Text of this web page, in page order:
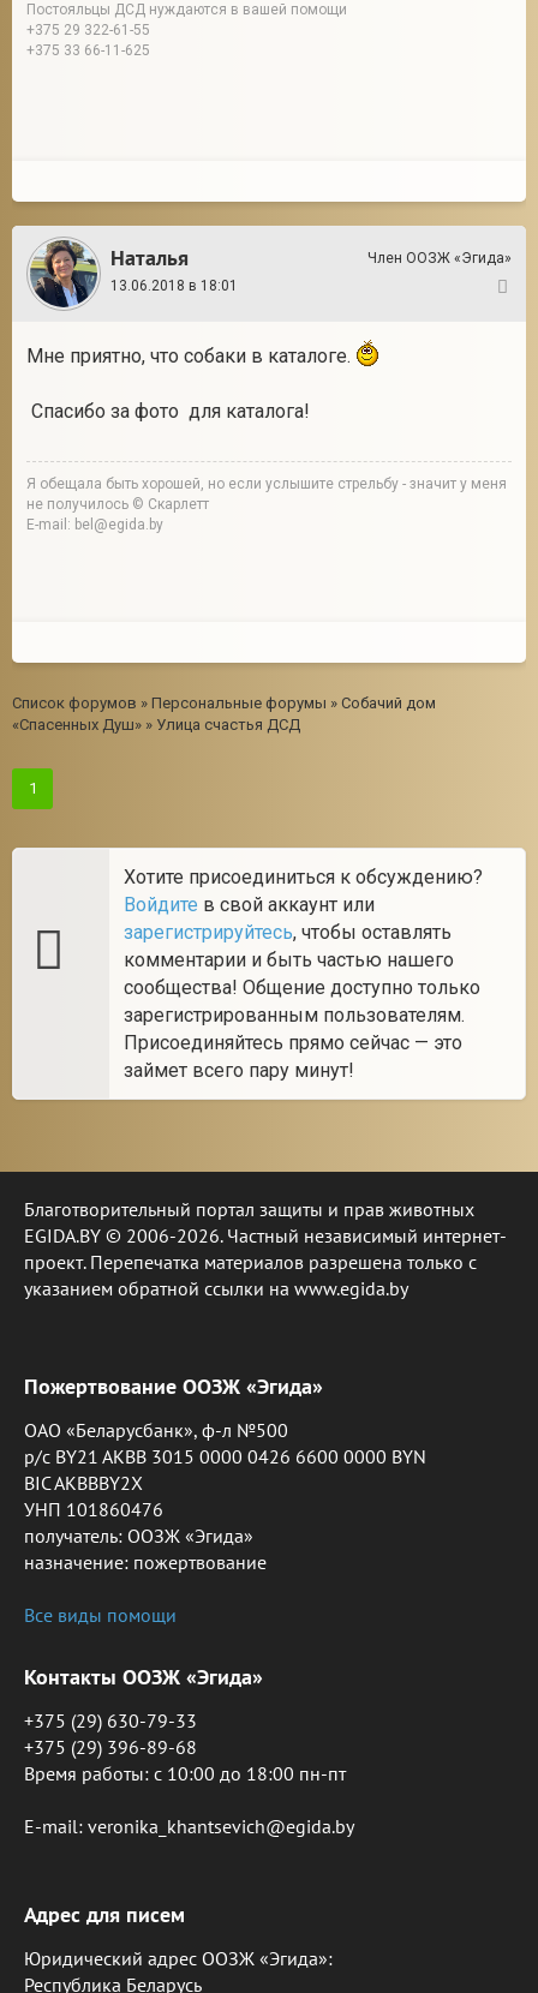
Постояльцы ДСД нуждаются в вашей помощи
+375 29 322-61-55
+375 33 66-11-625
Наталья
Член ООЗЖ «Эгида»
13.06.2018 в 18:01
Мне приятно, что собаки в каталоге.
Спасибо за фото для каталога!
Я обещала быть хорошей, но если услышите стрельбу - значит у меня
не получилось © Скарлетт
E-mail: bel@egida.by
Список форумов » Персональные форумы » Собачий дом
«Спасенных Душ» » Улица счастья ДСД
1
Хотите присоединиться к обсуждению?
Войдите в свой аккаунт или
зарегистрируйтесь, чтобы оставлять
комментарии и быть частью нашего
сообщества! Общение доступно только
зарегистрированным пользователям.
Присоединяйтесь прямо сейчас — это
займет всего пару минут!
Благотворительный портал защиты и прав животных
EGIDA.BY © 2006-2026. Частный независимый интернет-
проект. Перепечатка материалов разрешена только с
указанием обратной ссылки на www.egida.by
Пожертвование ООЗЖ «Эгида»
ОАО «Беларусбанк», ф-л №500
р/с BY21 AKBB 3015 0000 0426 6600 0000 BYN
BIC AKBBBY2X
УНП 101860476
получатель: ООЗЖ «Эгида»
назначение: пожертвование
Все виды помощи
Контакты ООЗЖ «Эгида»
+375 (29) 630-79-33
+375 (29) 396-89-68
Время работы: c 10:00 до 18:00 пн-пт
E-mail: veronika_khantsevich@egida.by
Адрес для писем
Юридический адрес ООЗЖ «Эгида»:
Республика Беларусь